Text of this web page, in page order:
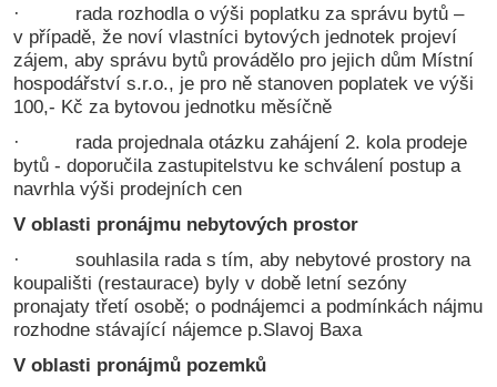
· rada rozhodla o výši poplatku za správu bytů –
v případě, že noví vlastníci bytových jednotek projeví
zájem, aby správu bytů provádělo pro jejich dům Místní
hospodářství s.r.o., je pro ně stanoven poplatek ve výši
100,- Kč za bytovou jednotku měsíčně
· rada projednala otázku zahájení 2. kola prodeje
bytů - doporučila zastupitelstvu ke schválení postup a
navrhla výši prodejních cen
V oblasti pronájmu nebytových prostor
· souhlasila rada s tím, aby nebytové prostory na
koupališti (restaurace) byly v době letní sezóny
pronajaty třetí osobě; o podnájemci a podmínkách nájmu
rozhodne stávající nájemce p.Slavoj Baxa
V oblasti pronájmů pozemků